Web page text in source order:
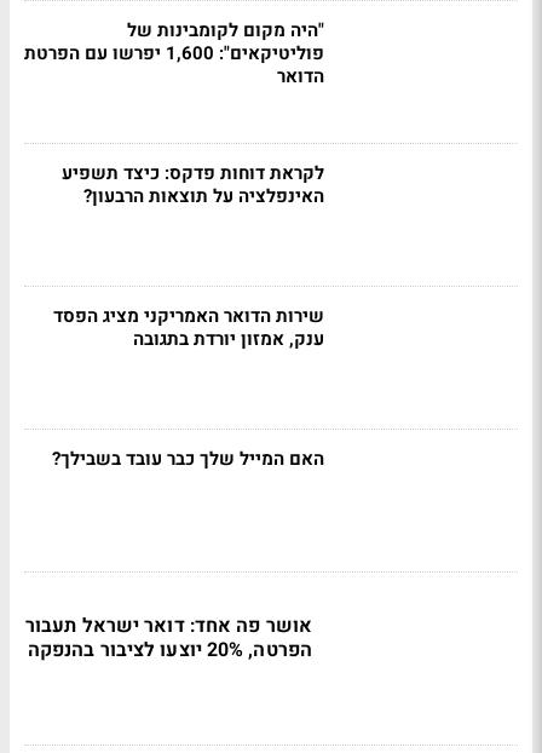
"היה מקום לקומבינות של
פוליטיקאים": 1,600 יפרשו עם הפרטת
הדואר
לקראת דוחות פדקס: כיצד תשפיע
האינפלציה על תוצאות הרבעון?
שירות הדואר האמריקני מציג הפסד
ענק, אמזון יורדת בתגובה
האם המייל שלך כבר עובד בשבילך?
אושר פה אחד: דואר ישראל תעבור
הפרטה, 20% יוצעו לציבור בהנפקה